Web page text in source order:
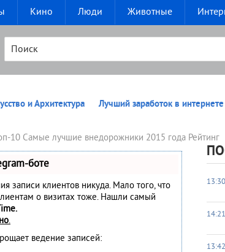
Кино Люди Животные
и Архитектура Лучший заработок в интернете
10 Самые лучшие внедорожники 2015 года Рейтинг
боте
записи клиентов никуда. Мало того, что
о визитах тоже. Нашли самый
.
ведение записей:
13:30
14:21
13:42